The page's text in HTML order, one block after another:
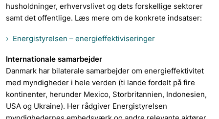
husholdninger, erhvervslivet og dets forskellige sektorer
samt det offentlige. Læs mere om de konkrete indsatser:
Energistyrelsen – energieffektiviseringer
Internationale samarbejder
Danmark har bilaterale samarbejder om energieffektivitet
med myndigheder i hele verden (ti lande fordelt på fire
kontinenter, herunder Mexico, Storbritannien, Indonesien,
USA og Ukraine). Her rådgiver Energistyrelsen